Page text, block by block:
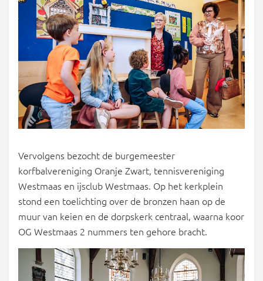
Vervolgens bezocht de burgemeester
korfbalvereniging Oranje Zwart, tennisvereniging
Westmaas en ijsclub Westmaas. Op het kerkplein
stond een toelichting over de bronzen haan op de
muur van keien en de dorpskerk centraal, waarna koor
OG Westmaas 2 nummers ten gehore bracht.